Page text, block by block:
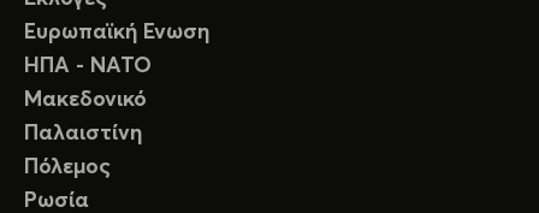
Ευρωπαϊκή Ενωση
ΗΠΑ - ΝΑΤΟ
Μακεδονικό
Παλαιστίνη
Πόλεμος
Ρωσία